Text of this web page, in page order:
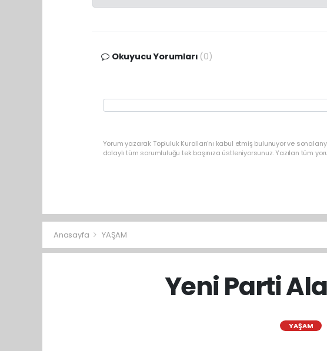
Okuyucu Yorumları (0)
Yorum yazarak Topluluk Kuralları’nı kabul etmiş bulunuyor ve
dolaylı tüm sorumluluğu tek başınıza üstleniyorsunuz. Yazılan tüm
Anasayfa YAŞAM
Yeni Parti
YAŞAM